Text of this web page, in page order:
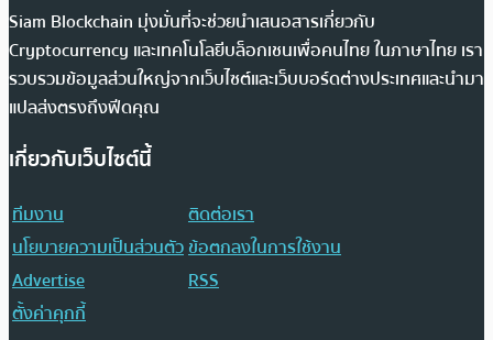
Siam Blockchain มุ่งมั่นที่จะช่วยนำเสนอสารเกี่ยวกับ
Cryptocurrency และเทคโนโลยีบล็อกเชนเพื่อคนไทย ในภาษาไทย เรา
รวบรวมข้อมูลส่วนใหญ่จากเว็บไซต์และเว็บบอร์ดต่างประเทศและนำมา
แปลส่งตรงถึงฟีดคุณ
เกี่ยวกับเว็บไซต์นี้
ทีมงาน
ติดต่อเรา
นโยบายความเป็นส่วนตัวข้อตกลงในการใช้งาน
Advertise
RSS
ตั้งค่าคุกกี้